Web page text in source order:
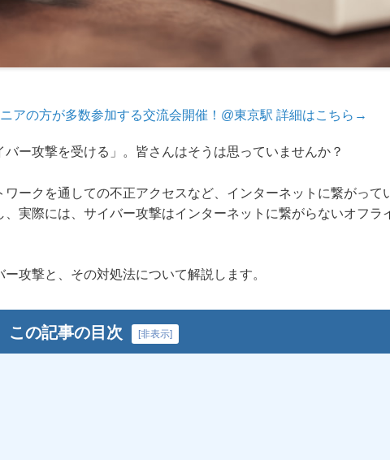
アの方が多数参加する交流会開催！@東京駅 詳細はこちら→
ー攻撃を受ける」。皆さんはそうは思っていませんか？
ワークを通しての不正アクセスなど、インターネットに繋がって
実際には、サイバー攻撃はインターネットに繋がらないオフラ
攻撃と、その対処法について解説します。
この記事の目次 [非表示]